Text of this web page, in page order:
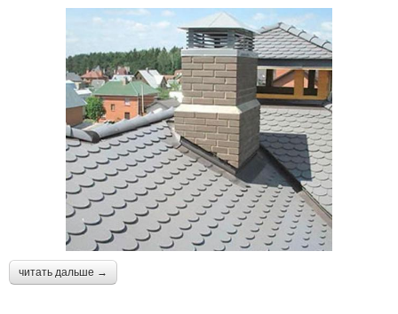
читать дальше →